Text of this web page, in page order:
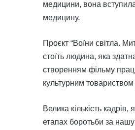
медицини, вона
медицину.
Проєкт “Воїни світла.
стоїть людина, яка
створенням фільму
культурним товариством
Велика кількість
етапах боротьби за